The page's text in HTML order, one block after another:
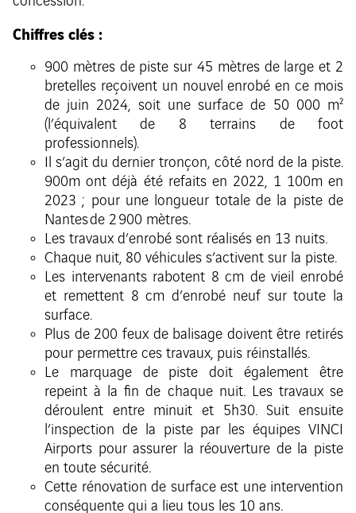
Chiffres clés :
900 mètres de piste sur 45 mètres de large et 2
bretelles reçoivent un nouvel enrobé en ce mois
de juin 2024, soit une surface de 50 000 m²
(l’équivalent de 8 terrains de foot
professionnels).
Il s’agit du dernier tronçon, côté nord de la piste.
900m ont déjà été refaits en 2022, 1 100m en
2023 ; pour une longueur totale de la piste de
Nantes de 2 900 mètres.
Les travaux d’enrobé sont réalisés en 13 nuits.
Chaque nuit, 80 véhicules s’activent sur la piste.
Les intervenants rabotent 8 cm de vieil enrobé
et remettent 8 cm d’enrobé neuf sur toute la
surface.
Plus de 200 feux de balisage doivent être retirés
pour permettre ces travaux, puis réinstallés.
Le marquage de piste doit également être
repeint à la fin de chaque nuit. Les travaux se
déroulent entre minuit et 5h30. Suit ensuite
l’inspection de la piste par les équipes VINCI
Airports pour assurer la réouverture de la piste
en toute sécurité.
Cette rénovation de surface est une intervention
conséquente qui a lieu tous les 10 ans.